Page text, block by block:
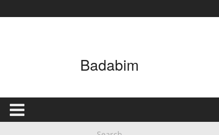
Badabim